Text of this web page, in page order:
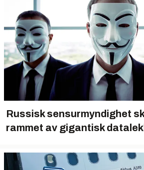
Russisk sensurmyndighet
rammet av gigantisk